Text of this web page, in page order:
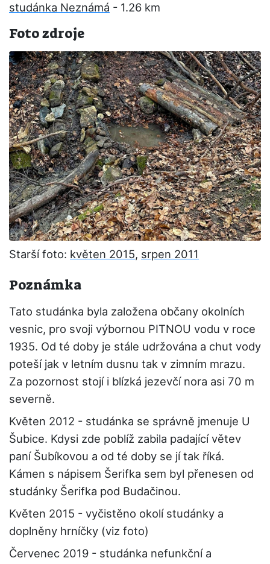
studánka Neznámá - 1.26 km
Foto zdroje
Starší foto: květen 2015, srpen 2011
Poznámka
Tato studánka byla založena občany okolních
vesnic, pro svoji výbornou PITNOU vodu v roce
1935. Od té doby je stále udržována a chut vody
poteší jak v letním dusnu tak v zimním mrazu.
Za pozornost stojí i blízká jezevčí nora asi 70 m
severně.
Květen 2012 - studánka se správně jmenuje U
Šubice. Kdysi zde poblíž zabila padající větev
paní Šubíkovou a od té doby se jí tak říká.
Kámen s nápisem Šerifka sem byl přenesen od
studánky Šerifka pod Budačinou.
Květen 2015 - vyčistěno okolí studánky a
doplněny hrníčky (viz foto)
Červenec 2019 - studánka nefunkční a